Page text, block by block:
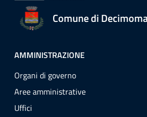
Comune di
AMMINISTRAZIONE
Organi di governo
Aree amministrative
Uffici